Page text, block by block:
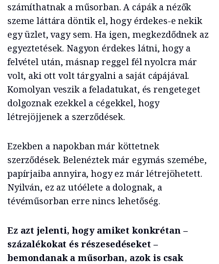
számíthatnak a műsorban. A cápák a nézők
szeme láttára döntik el, hogy érdekes-e nekik
egy üzlet, vagy sem. Ha igen, megkezdődnek az
egyeztetések. Nagyon érdekes látni, hogy a
felvétel után, másnap reggel fél nyolcra már
volt, aki ott volt tárgyalni a saját cápájával.
Komolyan veszik a feladatukat, és rengeteget
dolgoznak ezekkel a cégekkel, hogy
létrejöjjenek a szerződések.
Ezekben a napokban már köttetnek
szerződések. Belenéztek már egymás szemébe,
papírjaiba annyira, hogy ez már létrejöhetett.
Nyilván, ez az utóélete a dolognak, a
tévéműsorban erre nincs lehetőség.
Ez azt jelenti, hogy amiket konkrétan –
százalékokat és részesedéseket –
bemondanak a műsorban, azok is csak